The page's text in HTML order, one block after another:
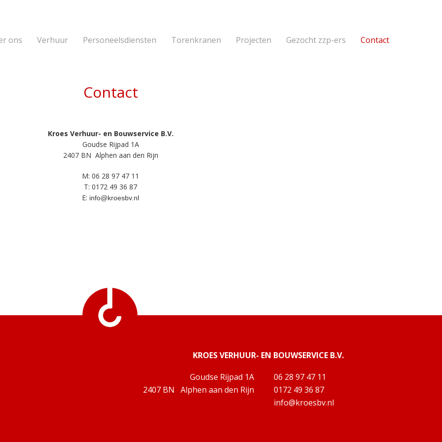
ons Verhuur Personeelsdiensten Torenkranen Projecten Gezocht zzp-ers Contact
Contact
Kroes Verhuur- en Bouwservice B.V.
Goudse Rijpad 1A
2407 BN Alphen aan den Rijn
M: 06 28 97 47 11
T: 0172 49 36 87
E: info@kroesbv.nl
KROES VERHUUR- EN BOUWSERVICE B.V.
Goudse Rijpad 1A
06 28 97 47 11
2407 BN Alphen aan den Rijn
0172 49 36 87
info@kroesbv.nl